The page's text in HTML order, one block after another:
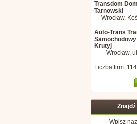
Transdom
Tarnowski
Wrocław,
Auto-Trans
Krutyj
Wrocław,
Liczba firm: 114
Wpisz